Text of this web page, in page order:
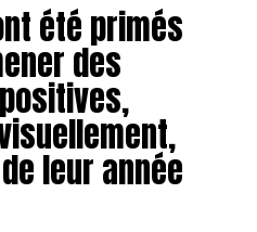
été primés
des
leur année